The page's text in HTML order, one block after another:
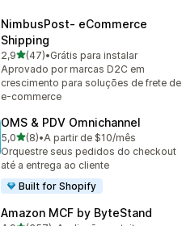
NimbusPost‑ eCommerce
Shipping
2,9de 5 estrelas
(47)
47 avaliações ao todo
•Grátis para instalar
Aprovado por marcas D2C em
crescimento para soluções de frete de
e-commerce
OMS & PDV Omnichannel
5,0de 5 estrelas
(8)
8 avaliações ao todo
•A partir de $10/mês
Orquestre seus pedidos do checkout
até a entrega ao cliente
Built for Shopify
Amazon MCF by ByteStand